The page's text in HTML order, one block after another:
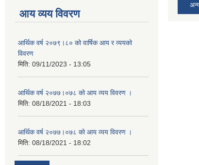
आय व्यय विवरण
आर्थिक वर्ष २०७९।८० को वार्षिक आय र व्ययको
विवरण
मिति: 09/11/2023 - 13:05
आर्थिक वर्ष २०७७।०७८ को आय व्यय विवरण ।
मिति: 08/18/2021 - 18:03
आर्थिक वर्ष २०७७।०७८ को आय व्यय विवरण ।
मिति: 08/18/2021 - 18:02